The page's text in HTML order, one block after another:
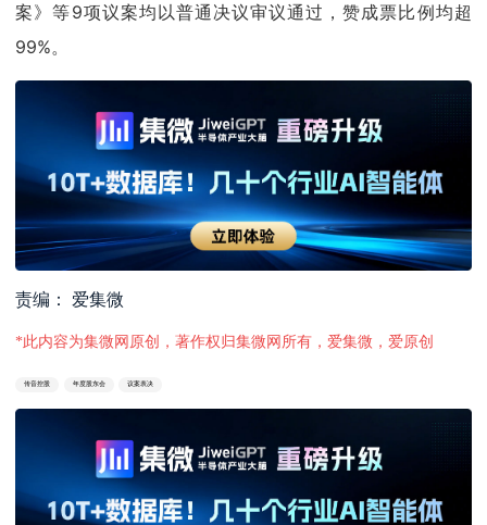
案》等9项议案均以普通决议审议通过，赞成票比例均超
99%。
责编： 爱集微
*此内容为集微网原创，著作权归集微网所有，爱集微，爱原创
传音控股 年度股东会 议案表决